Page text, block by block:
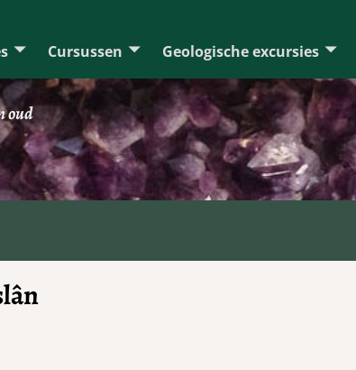
Cursussen Geologische excursies
oud